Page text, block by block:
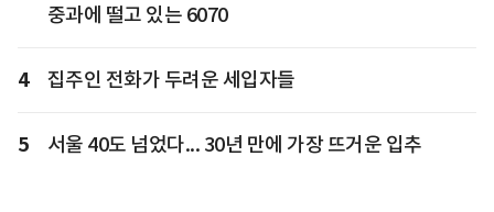
중과에 떨고 있는 6070
4 집주인 전화가 두려운 세입자들
5 서울 40도 넘었다... 30년 만에 가장 뜨거운 입추